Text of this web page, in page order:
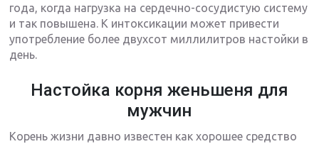
года, когда нагрузка на сердечно-сосудистую систему
и так повышена. К интоксикации может привести
употребление более двухсот миллилитров настойки в
день.
Настойка корня женьшеня для
мужчин
Корень жизни давно известен как хорошее средство